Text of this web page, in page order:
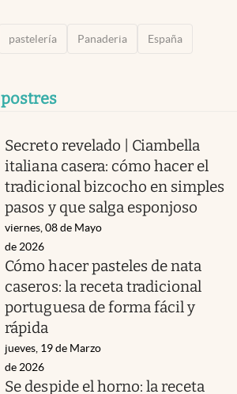
pastelería Panaderia España
postres
Secreto revelado | Ciambella
italiana casera: cómo hacer el
tradicional bizcocho en simples
pasos y que salga esponjoso
viernes, 08 de Mayo
de 2026
Cómo hacer pasteles de nata
caseros: la receta tradicional
portuguesa de forma fácil y
rápida
jueves, 19 de Marzo
de 2026
Se despide el horno: la receta